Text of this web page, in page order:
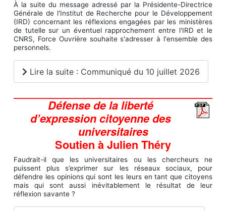
À la suite du message adressé par la Présidente-Directrice
Générale de l'Institut de Recherche pour le Développement
(IRD) concernant les réflexions engagées par les ministères
de tutelle sur un éventuel rapprochement entre l'IRD et le
CNRS, Force Ouvrière souhaite s'adresser à l'ensemble des
personnels.
Lire la suite : Communiqué du 10 juillet 2026
Défense de la liberté
d’expression citoyenne des
universitaires
Soutien à Julien Théry
Faudrait-il que les universitaires ou les chercheurs ne
puissent plus s’exprimer sur les réseaux sociaux, pour
défendre les opinions qui sont les leurs en tant que citoyens
mais qui sont aussi inévitablement le résultat de leur
réflexion savante ?